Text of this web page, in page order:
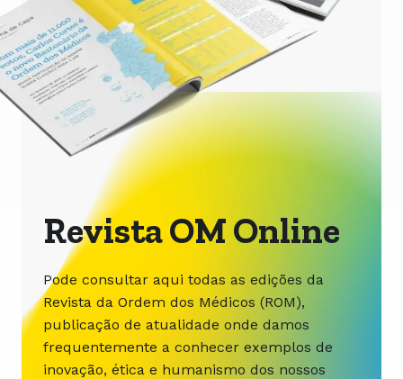
Revista OM Online
Pode consultar aqui todas as edições da
Revista da Ordem dos Médicos (ROM),
publicação de atualidade onde damos
frequentemente a conhecer exemplos de
inovação, ética e humanismo dos nossos